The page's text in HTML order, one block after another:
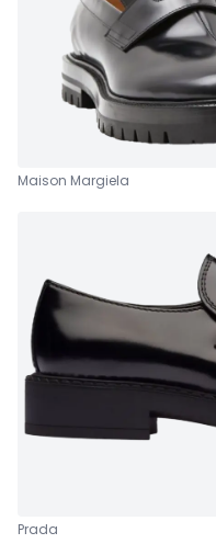
Maison Margiela
Prada